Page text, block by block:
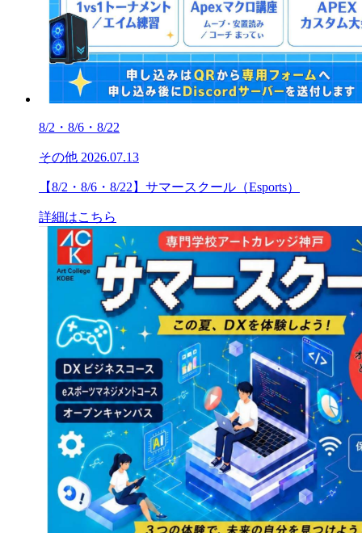
8/2・8/6・8/22
その他 2026.07.13
【8/2・8/6・8/22】サマースクール（Esports）
詳細はこちら